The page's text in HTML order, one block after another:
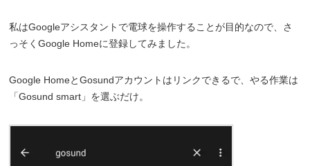
私はGoogleアシスタントで電球を操作することが目的なので、さ
っそくGoogle Homeに登録してみました。
Google HomeとGosundアカウントはリンクできるで、やる作業は
「Gosund smart」を選ぶだけ。